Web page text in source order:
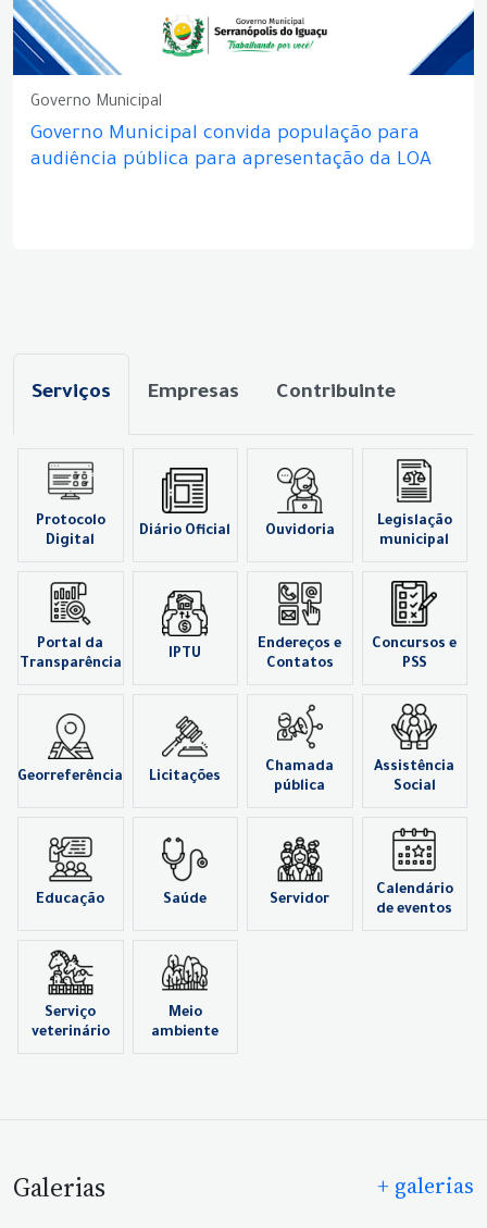
Governo Municipal
Governo Municipal convida população para
audiência pública para apresentação da LOA
Serviços Empresas Contribuinte
Protocolo
Digital
Diário Oficial Ouvidoria
Legislação
municipal
Portal da
Transparência
IPTU
Endereços e
Contatos
Concursos e
PSS
Georreferência Licitações
Chamada
pública
Assistência
Social
Educação Saúde Servidor
Calendário
de eventos
Serviço
veterinário
Meio
ambiente
Galerias + galerias